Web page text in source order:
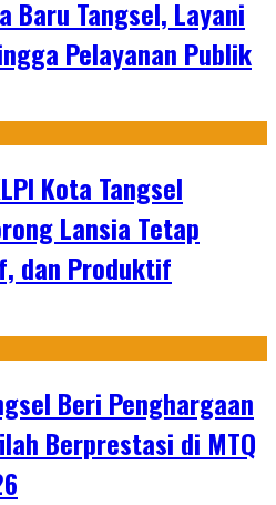
Baru Tangsel, Layani
Pelayanan Publik
Kota Tangsel
Lansia Tetap
dan Produktif
Beri Penghargaan
Berprestasi di MTQ